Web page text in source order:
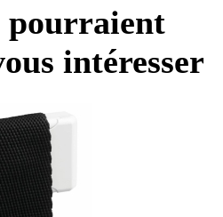
pourraient
intéresser